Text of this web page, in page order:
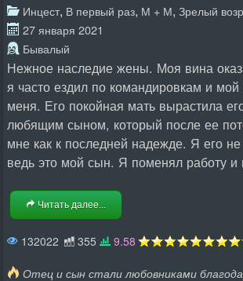
Инцест, В первый раз, М + М, Зрелый
27 января 2021
Бывалый
Нежное наследие жены. Моя вина
я часто ездил по командировкам и
меня. Его покойная мать вырастила
любящим сыном, который после ее
мне как к последней надежде. Я его не
ведь это мой сын. Я поменял работу
Читать далее...
132022 355 9.58
Отец и сын стали любовниками